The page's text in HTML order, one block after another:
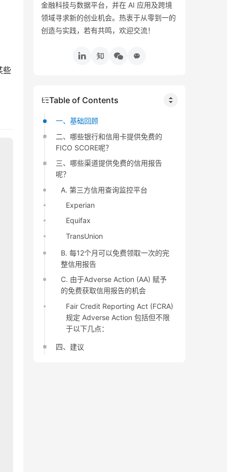
些
金融科技与数据平台，并在 AI 应用及跨境
领域寻求新的创业机会。热衷于从零到一的
创造与实践，若有共鸣，欢迎交流！
Table of Contents
一、基础回顾
二、哪些银行和信用卡提供免费的
FICO SCORE呢？
三、哪些渠道提供免费的信用报告
呢？
A. 第三方信用查询监控平台
Experian
Equifax
TransUnion
B. 每12个月可以免费领取一次的完
整信用报告
C. 由于Adverse Action (AA) 赋予
的免费获取信用报告的机会
Fair Credit Reporting Act (FCRA)
规定 Adverse Action 包括但不限
于以下几点：
四、建议